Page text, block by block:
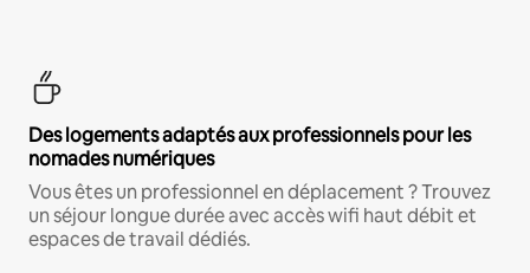
Des logements adaptés aux professionnels pour les
nomades numériques
Vous êtes un professionnel en déplacement ? Trouvez
un séjour longue durée avec accès wifi haut débit et
espaces de travail dédiés.